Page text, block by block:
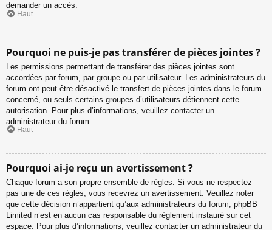
demander un accès.
Haut
Pourquoi ne puis-je pas transférer de pièces jointes ?
Les permissions permettant de transférer des pièces jointes sont
accordées par forum, par groupe ou par utilisateur. Les administrateurs du
forum ont peut-être désactivé le transfert de pièces jointes dans le forum
concerné, ou seuls certains groupes d’utilisateurs détiennent cette
autorisation. Pour plus d’informations, veuillez contacter un
administrateur du forum.
Haut
Pourquoi ai-je reçu un avertissement ?
Chaque forum a son propre ensemble de règles. Si vous ne respectez
pas une de ces règles, vous recevrez un avertissement. Veuillez noter
que cette décision n’appartient qu’aux administrateurs du forum, phpBB
Limited n’est en aucun cas responsable du règlement instauré sur cet
espace. Pour plus d’informations, veuillez contacter un administrateur du